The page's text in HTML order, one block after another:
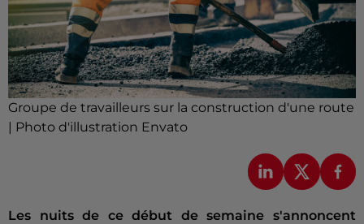
Groupe de travailleurs sur la construction d'une route
| Photo d'illustration Envato
Les nuits de ce début de semaine s'annoncent